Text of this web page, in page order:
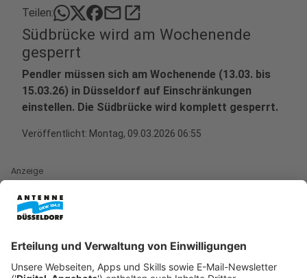
Teilen: mailopen_in_new
Südbrücke wird am Wochenende
gesperrt
Pendler müssen sich am Wochenende (13.03. bis
15.03.26) in Düsseldorf auf Einschränkungen
einstellen. Die Südbrücke wird komplett gesperrt.
Veröffentlicht: Montag, 09.03.2026 06:55
Anzeige
Wer häufig zwischen Düsseldorf und Neuss unterwegs
Umwege im Süden der Stadt einstellen. Die Südbrücke
wird von Freitagabend (13. März 2026, 20 Uhr) bis